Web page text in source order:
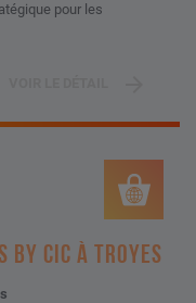
pour les
BY CIC À TROYES